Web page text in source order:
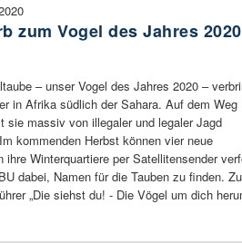
zum Vogel des Jahres
– unser Vogel des Jahres 2020 –
in Afrika südlich der Sahara. Auf dem Weg
sie massiv von illegaler und legaler Jagd
kommenden Herbst können vier neue
ihre Winterquartiere per Satellitensender
dabei, Namen für die Tauben zu finden. Zu
„Die siehst du! - Die Vögel um dich